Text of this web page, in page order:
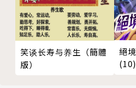
要吵架，为什么还要吵？将幸福
己却没有去经营自己的幸福，
事，可是很多人就是这样的人。
这个世界需要佛法，自己实践佛
笑谈长寿与养生（簡體
版）
絕